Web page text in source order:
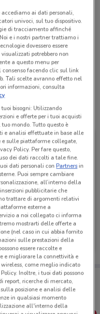
con te!
dei negozi vicino a te,
del risparmio, comodamente
ai dati personali,
univoci, sul tuo dispositivo.
di tracciamento affinché
e i nostri partner trattiamo i
dovessero essere
potrebbero non
a questo menu per
facendo clic sul link
Tali scelte avranno effetto nel
informazioni, consulta
bisogni: Utilizzando
e offerte per i tuoi acquisti
mondo. Tutto questo è
e analisi effettuate in base alle
sulle piattaforme collegate,
Policy. Per fare questo,
dei dati raccolti a tale fine.
dati personali conPartnersin
Puoi sempre cambiare
all’interno della
pubblicitarie che
trattare di argomenti relativi
esterne a
a noi collegato ci informa
mostrarti delle offerte a
(nel caso in cui abbia fornito
sulle prestazioni della
essere raccolte e
e migliorare la connettività e
come meglio indicato
Inoltre, i tuoi dati possono
report, ricerche di mercato,
posizione e analisi delle
in qualsiasi momento
all'interno della